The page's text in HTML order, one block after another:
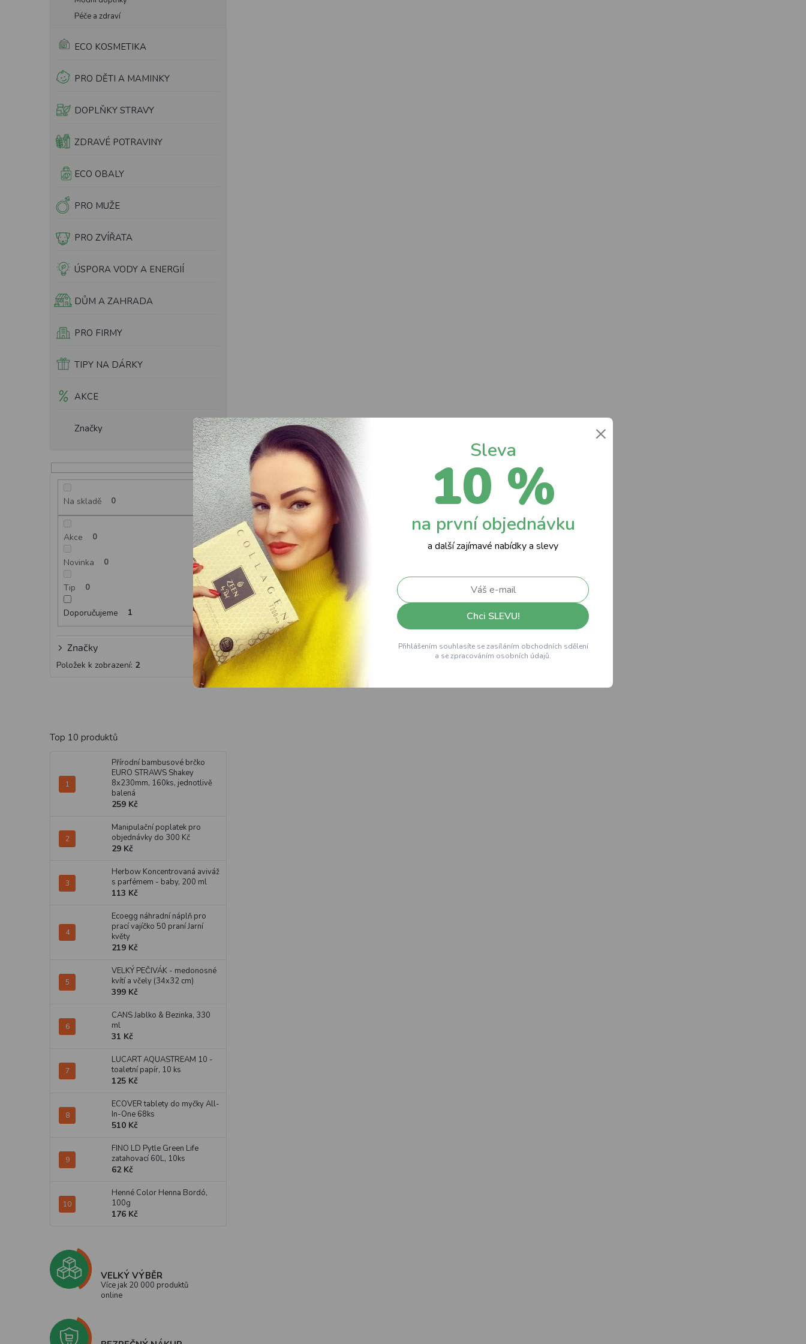
Péče a zdraví
ECO KOSMETIKA
PRO DĚTI A MAMINKY
DOPLŇKY STRAVY
ZDRAVÉ POTRAVINY
ECO OBALY
PRO MUŽE
PRO ZVÍŘATA
ÚSPORA VODY A ENERGIÍ
DŮM A ZAHRADA
PRO FIRMY
TIPY NA DÁRKY
AKCE
Značky
Na skladě 0
Akce 0
Novinka 0
Tip 0
Doporučujeme 1
Značky
Položek k zobrazení: 2
Top 10 produktů
Přírodní bambusové brčko
EURO STRAWS Shakey
8x230mm, 160ks, jednotlivě
balená
259 Kč
Manipulační poplatek pro
objednávky do 300 Kč
29 Kč
Herbow Koncentrovaná aviváž
s parfémem - baby, 200 ml
113 Kč
Ecoegg náhradní náplň pro
prací vajíčko 50 praní Jarní
květy
219 Kč
VELKÝ PEČIVÁK - medonosné
kvítí a včely (34x32 cm)
399 Kč
CANS Jablko & Bezinka, 330
ml
31 Kč
LUCART AQUASTREAM 10 -
toaletní papír, 10 ks
125 Kč
ECOVER tablety do myčky All-
In-One 68ks
510 Kč
FINO LD Pytle Green Life
zatahovací 60L, 10ks
62 Kč
Henné Color Henna Bordó,
100g
176 Kč
VELKÝ VÝBĚR
Více jak 20 000 produktů
online
×
Sleva
10 %
na první objednávku
a další zajímavé nabídky a slevy
Chci SLEVU!
Přihlášením souhlasíte se zasíláním obchodních sdělení
a se zpracováním osobních údajů.